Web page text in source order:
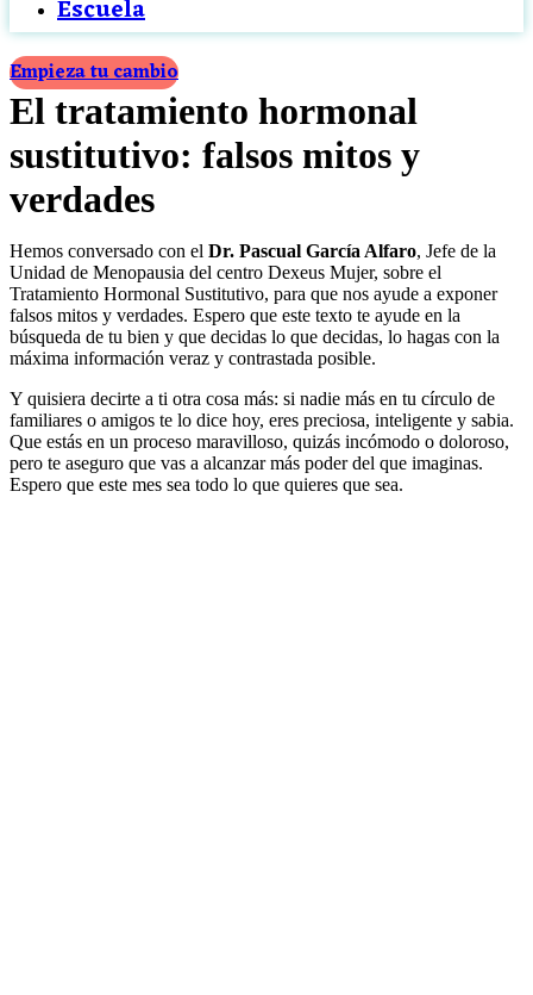
Escuela
Empieza tu cambio
El tratamiento hormonal
sustitutivo: falsos mitos y
verdades
Hemos conversado con el Dr. Pascual García Alfaro, Jefe de la
Unidad de Menopausia del centro Dexeus Mujer, sobre el
Tratamiento Hormonal Sustitutivo, para que nos ayude a exponer
falsos mitos y verdades. Espero que este texto te ayude en la
búsqueda de tu bien y que decidas lo que decidas, lo hagas con la
máxima información veraz y contrastada posible.
Y quisiera decirte a ti otra cosa más: si nadie más en tu círculo de
familiares o amigos te lo dice hoy, eres preciosa, inteligente y sabia.
Que estás en un proceso maravilloso, quizás incómodo o doloroso,
pero te aseguro que vas a alcanzar más poder del que imaginas.
Espero que este mes sea todo lo que quieres que sea.